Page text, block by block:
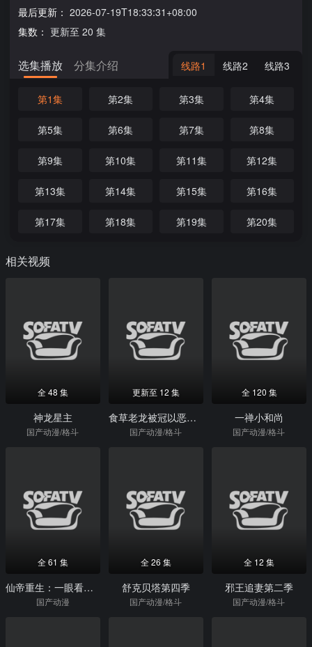
最后更新： 2026-07-19T18:33:31+08:00
集数： 更新至 20 集
选集播放 分集介绍 线路1 线路2 线路3
第1集 第2集 第3集 第4集
第5集 第6集 第7集 第8集
第9集 第10集 第11集 第12集
第13集 第14集 第15集 第16集
第17集 第18集 第19集 第20集
相关视频
全 48 集
神龙星主
国产动漫/格斗
更新至 12 集
食草老龙被冠以恶龙之名
国产动漫/格斗
全 120 集
一禅小和尚
国产动漫/格斗
全 61 集
仙帝重生：一眼看破亿万家财动态漫画第1季
国产动漫
全 26 集
舒克贝塔第四季
国产动漫/格斗
全 12 集
邪王追妻第二季
国产动漫/格斗